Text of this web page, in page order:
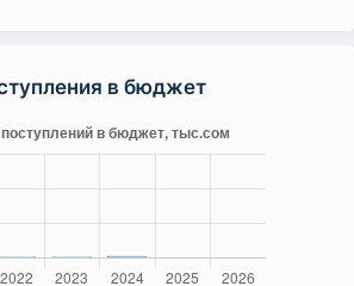
в бюджет